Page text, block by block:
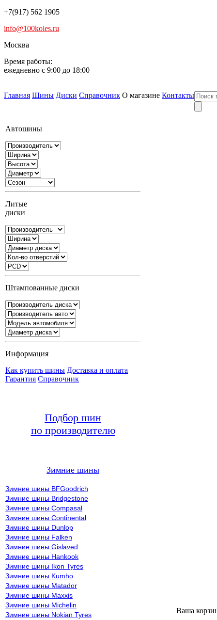
+7(917) 562 1905
info@100koles.ru
Москва
Время работы:
ежедневно с 9:00 до 18:00
Главная Шины Диски Справочник О магазине Контакты
Автошины
Литые
диски
Штампованные диски
Информация
Как купить шины Доставка и оплата
Гарантия Справочник
Подбор шин
по производителю
Зимние шины
Зимние шины BFGoodrich
Зимние шины Bridgestone
Зимние шины Compasal
Зимние шины Continental
Зимние шины Dunlop
Зимние шины Falken
Зимние шины Gislaved
Зимние шины Hankook
Зимние шины Ikon Tyres
Зимние шины Kumho
Зимние шины Matador
Зимние шины Maxxis
Зимние шины Michelin
Зимние шины Nokian Tyres
Ваша